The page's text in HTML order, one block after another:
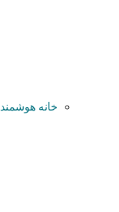
خانه هوشمند